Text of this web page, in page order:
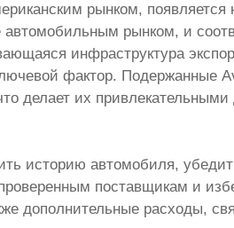
рынком, появляется
рынком, и
инфраструктура
фактор. Подержанные
делает их привлекательными
историю автомобиля,
поставщикам и
дополнительные расходы,